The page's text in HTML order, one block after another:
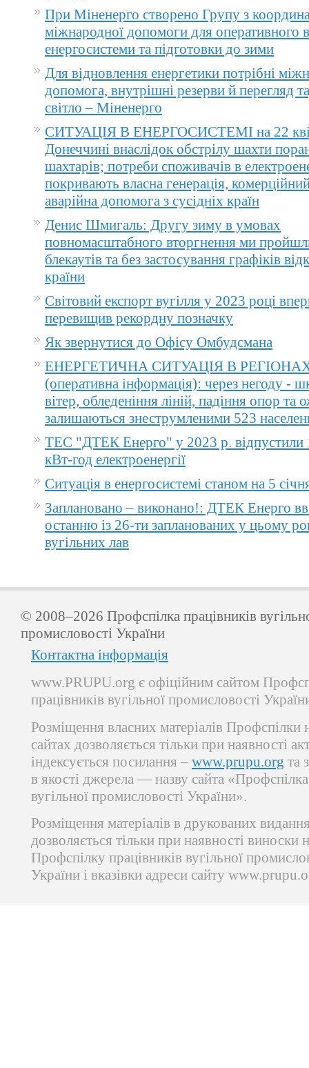
При Міненерго створено Групу з
міжнародної допомоги для оперативного
енергосистеми та підготовки до зими
Для відновлення енергетики потрібні
допомога, внутрішні резерви й перегляд
світло – Міненерго
СИТУАЦІЯ В ЕНЕРГОСИСТЕМІ на 22
Донеччині внаслідок обстрілу шахти
шахтарів; потреби споживачів в
покривають власна генерація,
аварійна допомога з сусідніх країн
Денис Шмигаль: Другу зиму в умовах
повномасштабного вторгнення ми
блекаутів та без застосування графіків
країни
Світовий експорт вугілля у 2023 році
перевищив рекордну позначку
Як звернутися до Офісу Омбудсмана
ЕНЕРГЕТИЧНА СИТУАЦІЯ В
(оперативна інформація): через негоду -
вітер, обледеніння ліній, падіння опор та
залишаються знеструмленими 523
ТЕС "ДТЕК Енерго" у 2023 р. відпустили
кВт-год електроенергії
Ситуація в енергосистемі станом на 5
Заплановано – виконано!: ДТЕК Енерго
останню із 26-ти запланованих у цьому
вугільних лав
© 2008–2026 Профспілка працівників
промисловості України
Контактна інформація
www.PRUPU.org є офіційним сайтом
працівників вугільної промисловості
Розміщення власних матеріалів Профспілки
сайтах дозволяється тільки при наявності
індексується посилання – www.prupu.org та
в якості джерела — назву сайта «Профспілка
вугільної промисловості України».
Розміщення матеріалів в друкованих
дозволяється тільки при наявності виноски
Профспілку працівників вугільної
України і вказівки адреси сайту